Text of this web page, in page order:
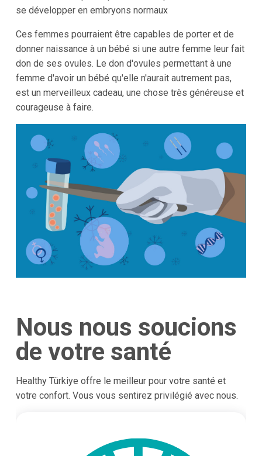
se développer en embryons normaux
Ces femmes pourraient être capables de porter et de
donner naissance à un bébé si une autre femme leur fait
don de ses ovules. Le don d'ovules permettant à une
femme d'avoir un bébé qu'elle n'aurait autrement pas,
est un merveilleux cadeau, une chose très généreuse et
courageuse à faire.
Nous nous soucions
de votre santé
Healthy Türkiye offre le meilleur pour votre santé et
votre confort. Vous vous sentirez privilégié avec nous.